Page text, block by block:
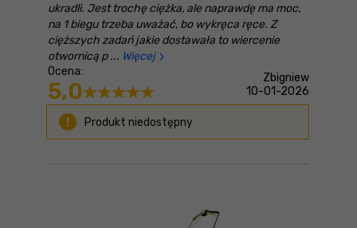
ukradli. Jest trochę ciężka, ale naprawdę ma moc,
na 1 biegu trzeba uważać, bo wykręca ręce. Z
cięższych zadań jakie dostawała to wiercenie
otwornicą p
Więcej
Ocena:
5,0
Zbigniew
10-01-2026
Produkt niedostępny